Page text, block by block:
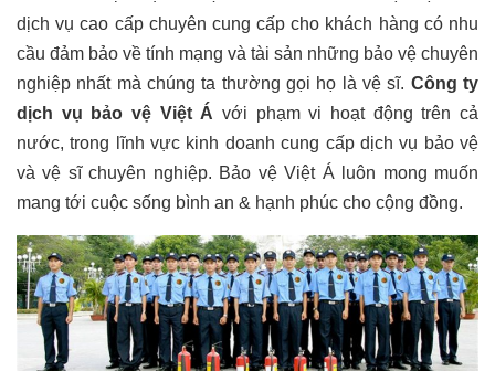
dịch vụ cao cấp chuyên cung cấp cho khách hàng có nhu
cầu đảm bảo về tính mạng và tài sản những bảo vệ chuyên
nghiệp nhất mà chúng ta thường gọi họ là vệ sĩ. Công ty
dịch vụ bảo vệ Việt Á với phạm vi hoạt động trên cả
nước, trong lĩnh vực kinh doanh cung cấp dịch vụ bảo vệ
và vệ sĩ chuyên nghiệp. Bảo vệ Việt Á luôn mong muốn
mang tới cuộc sống bình an & hạnh phúc cho cộng đồng.